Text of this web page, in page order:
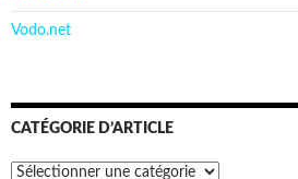
Vodo.net
CATÉGORIE D’ARTICLE
Catégorie